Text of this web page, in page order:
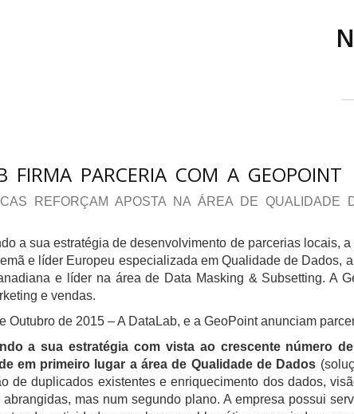
FIRMA PARCERIA COM A GEOPOINT
REFORÇAM APOSTA NA ÁREA DE QUALIDADE
a sua estratégia de desenvolvimento de parcerias locais,
e líder Europeu especializada em Qualidade de Dados,
e líder na área de Data Masking & Subsetting. A
e vendas.
Outubro de 2015 – A DataLab, e a GeoPoint anunciam
a sua estratégia com vista ao crescente número
em primeiro lugar a área de Qualidade de Dados
de duplicados existentes e enriquecimento dos dados,
abrangidas, mas num segundo plano. A empresa possui